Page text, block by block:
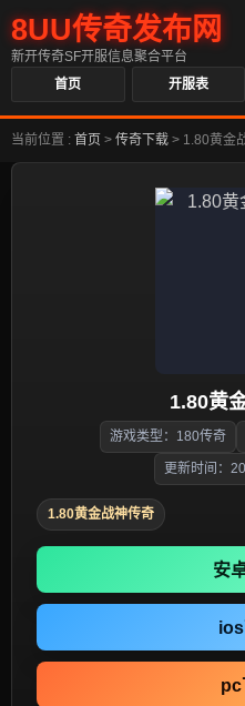
8UU传奇发布网
新开传奇SF开服信息聚合平台
首页
开服表
当前位置 : 首页 > 传奇下载 > 1.80黄金
1.80黄
游戏类型：180传奇
更新时间：
1.80黄金战神传奇
安
pc